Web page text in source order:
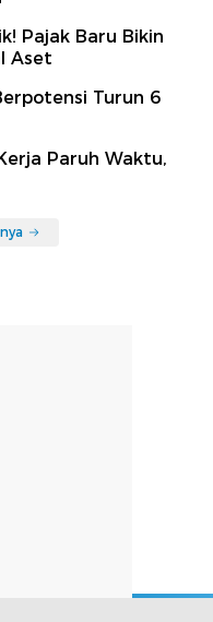
Pajak Baru Bikin
Aset
Turun 6
Paruh Waktu,